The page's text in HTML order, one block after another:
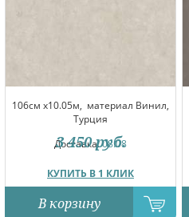
106см x10.05м, материал Винил,
Турция
Доставка:08.08
КУПИТЬ В 1 КЛИК
3 450 руб.
В корзину